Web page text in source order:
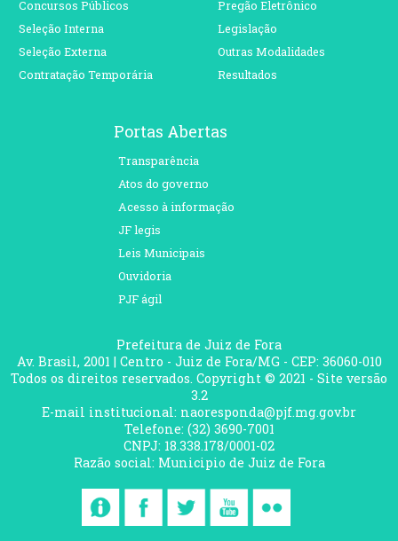
Concursos Públicos
Seleção Interna
Seleção Externa
Contratação Temporária
Pregão Eletrônico
Legislação
Outras Modalidades
Resultados
Portas Abertas
Transparência
Atos do governo
Acesso à informação
JF legis
Leis Municipais
Ouvidoria
PJF ágil
Prefeitura de Juiz de Fora
Av. Brasil, 2001 | Centro - Juiz de Fora/MG - CEP: 36060-010
Todos os direitos reservados. Copyright © 2021 - Site versão
3.2
E-mail institucional: naoresponda@pjf.mg.gov.br
Telefone: (32) 3690-7001
CNPJ: 18.338.178/0001-02
Razão social: Municipio de Juiz de Fora